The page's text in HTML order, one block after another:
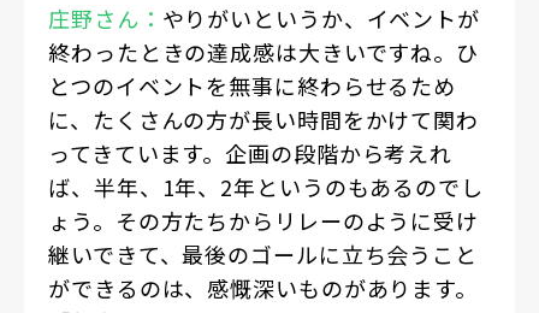
庄野さん： やりがいというか、イベントが
終わったときの達成感は大きいですね。ひ
とつのイベントを無事に終わらせるため
に、たくさんの方が長い時間をかけて関わ
ってきています。企画の段階から考えれ
ば、半年、1年、2年というのもあるのでし
ょう。その方たちからリレーのように受け
継いできて、最後のゴールに立ち会うこと
ができるのは、感慨深いものがあります。